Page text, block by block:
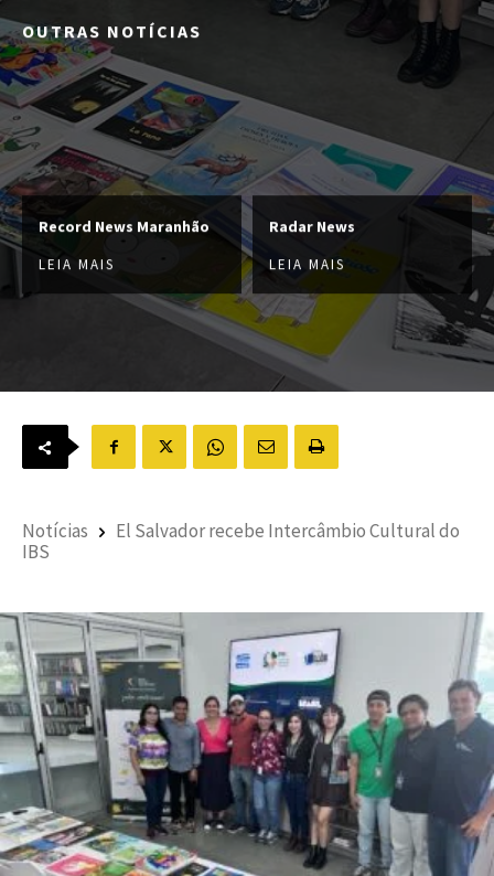
OUTRAS NOTÍCIAS
Record News Maranhão
LEIA MAIS
Radar News
LEIA MAIS
Notícias
El Salvador recebe Intercâmbio Cultural do
IBS